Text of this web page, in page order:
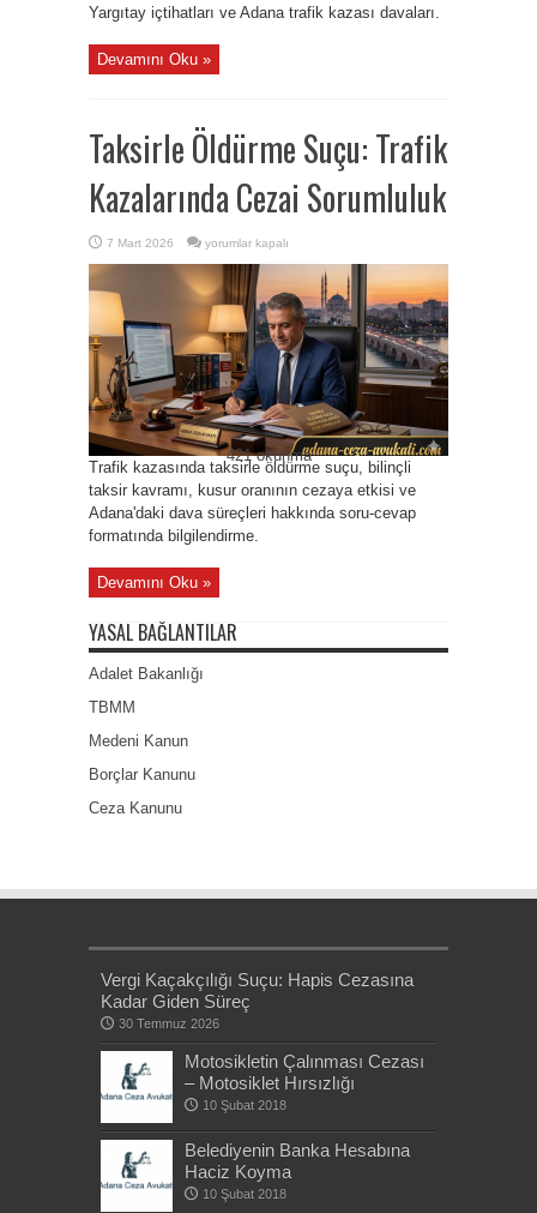
Yargıtay içtihatları ve Adana trafik kazası davaları.
Devamını Oku »
Taksirle Öldürme Suçu: Trafik
Kazalarında Cezai Sorumluluk
7 Mart 2026
Taksirle
Suçu:
Trafik
Kazalarında
Cezai
Sorumluluk
için
yorumlar kapalı
421 okunma
Trafik kazasında taksirle öldürme suçu, bilinçli
taksir kavramı, kusur oranının cezaya etkisi ve
Adana'daki dava süreçleri hakkında soru-cevap
formatında bilgilendirme.
Devamını Oku »
YASAL BAĞLANTILAR
Adalet Bakanlığı
TBMM
Medeni Kanun
Borçlar Kanunu
Ceza Kanunu
Vergi Kaçakçılığı Suçu: Hapis Cezasına
Kadar Giden Süreç
30 Temmuz 2026
Motosikletin Çalınması Cezası
– Motosiklet Hırsızlığı
10 Şubat 2018
Belediyenin Banka Hesabına
Haciz Koyma
10 Şubat 2018